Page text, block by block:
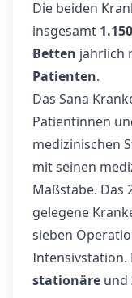
Die beiden
insgesamt
Betten jährlich
Patienten.
Das Sana
Patientinnen
medizinischen
mit seinen
Maßstäbe. Das
gelegene
sieben
Intensivstation.
stationäre und